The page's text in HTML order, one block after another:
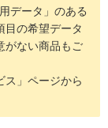
データ」のある
目の希望データ
がない商品もご
ス」ページから